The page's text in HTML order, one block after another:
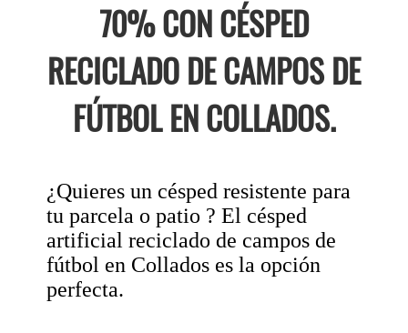
70% CON CÉSPED
RECICLADO DE CAMPOS DE
FÚTBOL EN COLLADOS.
¿Quieres un césped resistente para
tu parcela o patio ? El césped
artificial reciclado de campos de
fútbol en Collados es la opción
perfecta.